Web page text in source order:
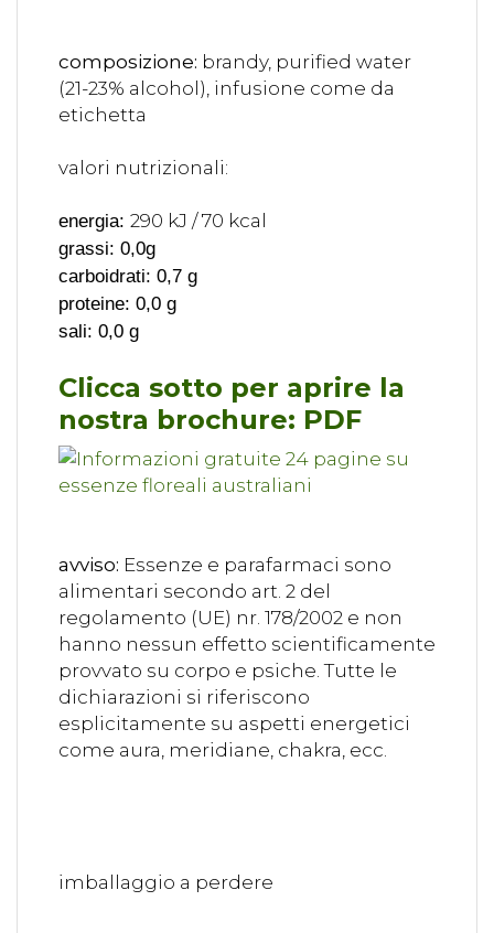
composizione: brandy, purified water
(21-23% alcohol), infusione come da
etichetta
valori nutrizionali:
energia: 290 kJ / 70 kcal
grassi: 0,0g
carboidrati: 0,7 g
proteine: 0,0 g
sali: 0,0 g
Clicca sotto per aprire la
nostra brochure: PDF
avviso: Essenze e parafarmaci sono
alimentari secondo art. 2 del
regolamento (UE) nr. 178/2002 e non
hanno nessun effetto scientificamente
provvato su corpo e psiche. Tutte le
dichiarazioni si riferiscono
esplicitamente su aspetti energetici
come aura, meridiane, chakra, ecc.
imballaggio a perdere